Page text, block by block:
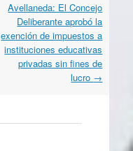
Avellaneda: El Concejo
Deliberante aprobó la
exención de impuestos a
instituciones educativas
privadas sin fines de
lucro →